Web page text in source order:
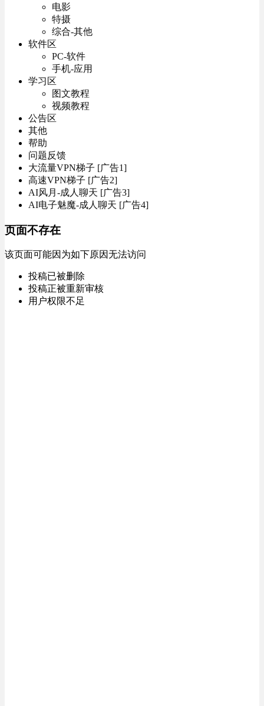
电影
特摄
综合-其他
软件区
PC-软件
手机-应用
学习区
图文教程
视频教程
公告区
其他
帮助
问题反馈
大流量VPN梯子 [广告1]
高速VPN梯子 [广告2]
AI风月-成人聊天 [广告3]
AI电子魅魔-成人聊天 [广告4]
页面不存在
该页面可能因为如下原因无法访问
投稿已被删除
投稿正被重新审核
用户权限不足